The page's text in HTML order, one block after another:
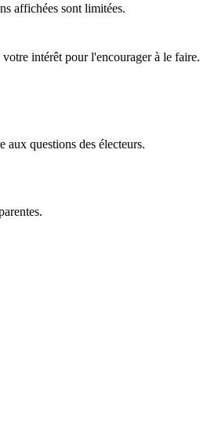
affichées sont limitées.
intérêt pour l'encourager à le faire.
questions des électeurs.